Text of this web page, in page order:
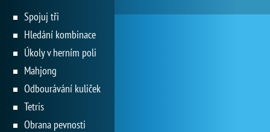
Spojuj tři
Hledání kombinace
Úkoly v herním poli
Mahjong
Odbourávání kuliček
Tetris
Obrana pevnosti